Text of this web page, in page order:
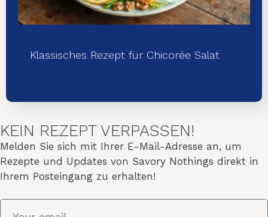
Klassisches Rezept für Chicorée Salat
KEIN REZEPT VERPASSEN!
Melden Sie sich mit Ihrer E-Mail-Adresse an, um
Rezepte und Updates von Savory Nothings direkt in
Ihrem Posteingang zu erhalten!